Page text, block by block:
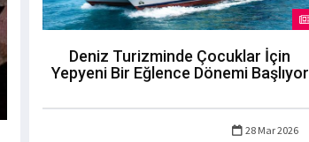
Deniz Turizminde Çocuklar İçin
Yepyeni Bir Eğlence Dönemi Başlıyor
28 Mar 2026